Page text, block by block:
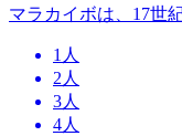
マラカイボは、17世
1人
2人
3人
4人